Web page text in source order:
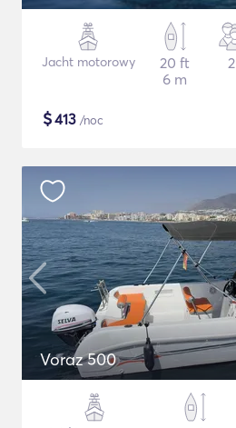
Jacht motorowy
20 ft
6 m
2
$413 /noc
Voraz 500